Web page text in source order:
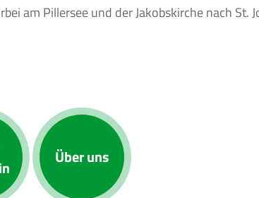
am Pillersee und der Jakobskirche nach St.
Über uns